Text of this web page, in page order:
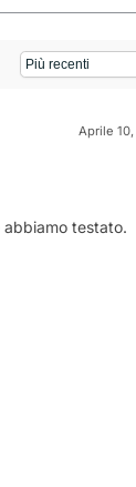
Aprile
testato.